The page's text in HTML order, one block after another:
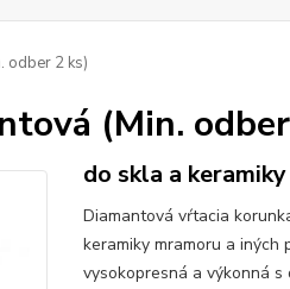
odber 2 ks)
(Min.
do skla a keramiky
Diamantová vŕtacia
keramiky mramoru a iných
vysokopresná a výkonná